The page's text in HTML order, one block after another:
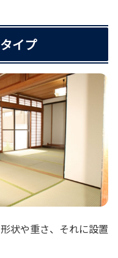
イプ
状や重さ、それに設置